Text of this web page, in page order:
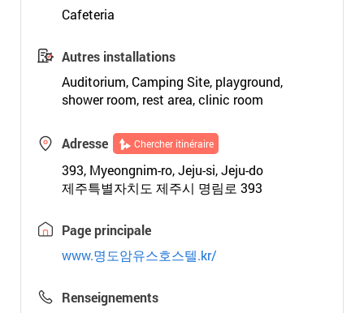
Cafeteria
Autres installations
Auditorium, Camping Site, playground,
shower room, rest area, clinic room
Adresse Chercher itinéraire
393, Myeongnim-ro, Jeju-si, Jeju-do
제주특별자치도 제주시 명림로 393
Page principale
www.명도암유스호스텔.kr/
Renseignements